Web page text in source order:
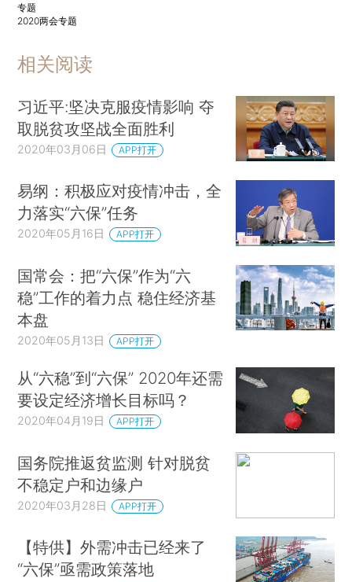
专题
2020两会专题
相关阅读
习近平:坚决克服疫情影响 夺
取脱贫攻坚战全面胜利
2020年03月06日 APP打开
易纲：积极应对疫情冲击，全
力落实“六保”任务
2020年05月16日 APP打开
国常会：把“六保”作为“六
稳”工作的着力点 稳住经济基
本盘
2020年05月13日 APP打开
从“六稳”到“六保” 2020年还需
要设定经济增长目标吗？
2020年04月19日 APP打开
国务院推返贫监测 针对脱贫
不稳定户和边缘户
2020年03月28日 APP打开
【特供】外需冲击已经来了
“六保”亟需政策落地